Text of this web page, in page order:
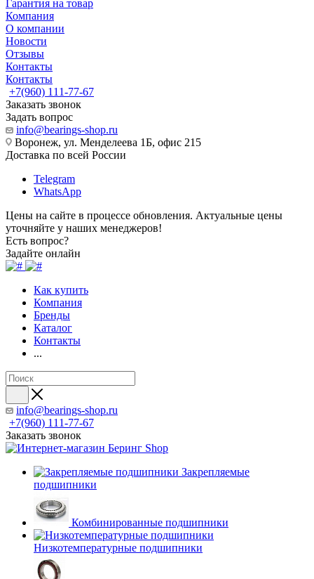
Гарантия на товар
Компания
О компании
Новости
Отзывы
Контакты
Контакты
+7(960) 111-77-67
Заказать звонок
Задать вопрос
info@bearings-shop.ru
Воронеж, ул. Менделеева 1Б, офис 215
Доставка по всей России
Telegram
WhatsApp
Цены на сайте в процессе обновления. Актуальные цены
уточняйте у наших менеджеров!
Есть вопрос?
Задайте онлайн
Как купить
Компания
Бренды
Каталог
Контакты
...
info@bearings-shop.ru
+7(960) 111-77-67
Заказать звонок
Закрепляемые
подшипники
Комбинированные подшипники
Низкотемпературные подшипники